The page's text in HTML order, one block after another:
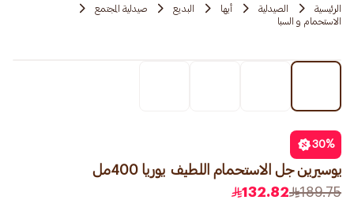
الرئيسية الصيدلية أبها البديع
صيدلية المجتمع
الاستحمام و السبا
30%
يوسيرين جل الاستحمام اللطيف يوريا 400مل
189.75
132.82